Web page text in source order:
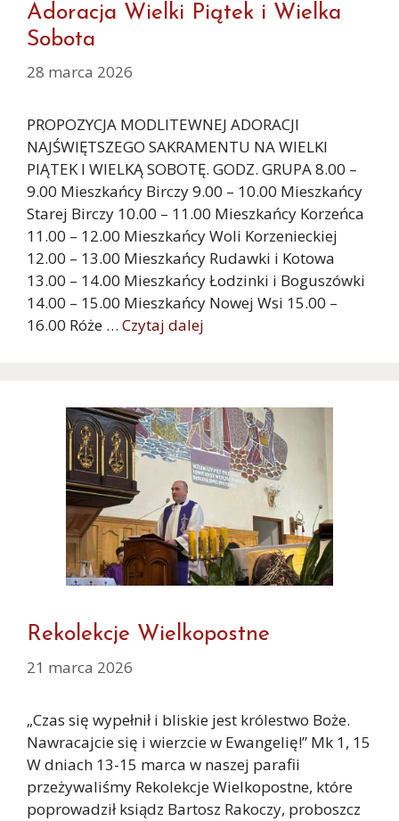
Adoracja Wielki Piątek i Wielka
Sobota
28 marca 2026
PROPOZYCJA MODLITEWNEJ ADORACJI
NAJŚWIĘTSZEGO SAKRAMENTU NA WIELKI
PIĄTEK I WIELKĄ SOBOTĘ. GODZ. GRUPA 8.00 –
9.00 Mieszkańcy Birczy 9.00 – 10.00 Mieszkańcy
Starej Birczy 10.00 – 11.00 Mieszkańcy Korzeńca
11.00 – 12.00 Mieszkańcy Woli Korzenieckiej
12.00 – 13.00 Mieszkańcy Rudawki i Kotowa
13.00 – 14.00 Mieszkańcy Łodzinki i Boguszówki
14.00 – 15.00 Mieszkańcy Nowej Wsi 15.00 –
16.00 Róże … Czytaj dalej
Rekolekcje Wielkopostne
21 marca 2026
„Czas się wypełnił i bliskie jest królestwo Boże.
Nawracajcie się i wierzcie w Ewangelię!” Mk 1, 15
W dniach 13-15 marca w naszej parafii
przeżywaliśmy Rekolekcje Wielkopostne, które
poprowadził ksiądz Bartosz Rakoczy, proboszcz